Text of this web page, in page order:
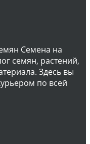
Семена на
семян, растений,
Здесь вы
по всей